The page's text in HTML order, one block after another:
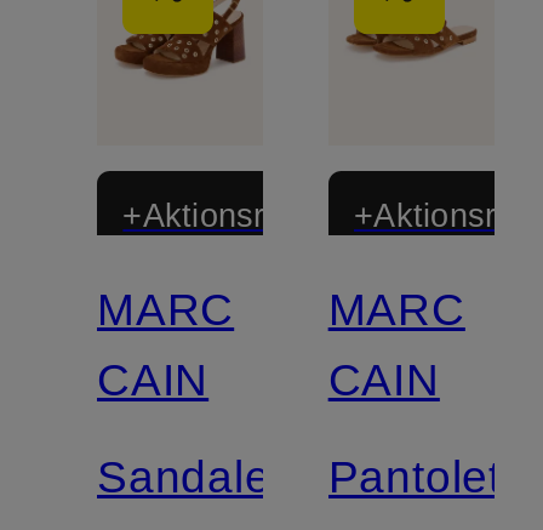
+Aktionsrabatt
MARC
CAIN
Sandaletten
MARC
CAIN